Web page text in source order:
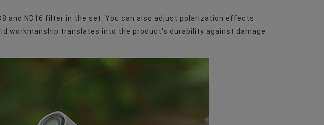
and ND16 filter in the set. You can also adjust polarization effects
workmanship translates into the product's durability against damage